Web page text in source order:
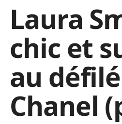
Laura
chic et
au défilé
Chanel